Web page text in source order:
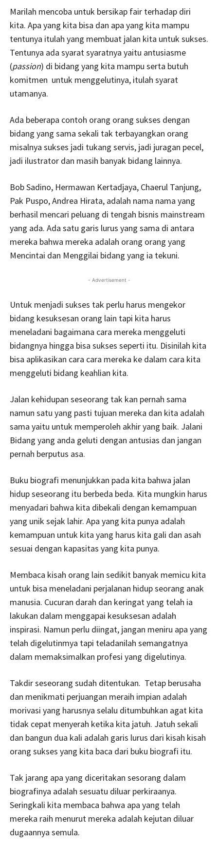
Marilah mencoba untuk bersikap fair terhadap diri
kita. Apa yang kita bisa dan apa yang kita mampu
tentunya itulah yang membuat jalan kita untuk sukses.
Tentunya ada syarat syaratnya yaitu antusiasme
(passion) di bidang yang kita mampu serta butuh
komitmen untuk menggelutinya, itulah syarat
utamanya.
Ada beberapa contoh orang orang sukses dengan
bidang yang sama sekali tak terbayangkan orang
misalnya sukses jadi tukang servis, jadi juragan pecel,
jadi ilustrator dan masih banyak bidang lainnya.
Bob Sadino, Hermawan Kertadjaya, Chaerul Tanjung,
Pak Puspo, Andrea Hirata, adalah nama nama yang
berhasil mencari peluang di tengah bisnis mainstream
yang ada. Ada satu garis lurus yang sama di antara
mereka bahwa mereka adalah orang orang yang
Mencintai dan Menggilai bidang yang ia tekuni.
- Advertisement -
Untuk menjadi sukses tak perlu harus mengekor
bidang kesuksesan orang lain tapi kita harus
meneladani bagaimana cara mereka menggeluti
bidangnya hingga bisa sukses seperti itu. Disinilah kita
bisa aplikasikan cara cara mereka ke dalam cara kita
menggeluti bidang keahlian kita.
Jalan kehidupan seseorang tak kan pernah sama
namun satu yang pasti tujuan mereka dan kita adalah
sama yaitu untuk memperoleh akhir yang baik. Jalani
Bidang yang anda geluti dengan antusias dan jangan
pernah berputus asa.
Buku biografi menunjukkan pada kita bahwa jalan
hidup seseorang itu berbeda beda. Kita mungkin harus
menyadari bahwa kita dibekali dengan kemampuan
yang unik sejak lahir. Apa yang kita punya adalah
kemampuan untuk kita yang harus kita gali dan asah
sesuai dengan kapasitas yang kita punya.
Membaca kisah orang lain sedikit banyak memicu kita
untuk bisa meneladani perjalanan hidup seorang anak
manusia. Cucuran darah dan keringat yang telah ia
lakukan dalam menggapai kesuksesan adalah
inspirasi. Namun perlu diingat, jangan meniru apa yang
telah digelutinmya tapi teladanilah semangatnya
dalam memaksimalkan profesi yang digelutinya.
Takdir seseorang sudah ditentukan. Tetap berusaha
dan menikmati perjuangan meraih impian adalah
morivasi yang harusnya selalu ditumbuhkan agat kita
tidak cepat menyerah ketika kita jatuh. Jatuh sekali
dan bangun dua kali adalah garis lurus dari kisah kisah
orang sukses yang kita baca dari buku biografi itu.
Tak jarang apa yang diceritakan sesorang dalam
biografinya adalah sesuatu diluar perkiraanya.
Seringkali kita membaca bahwa apa yang telah
mereka raih menurut mereka adalah kejutan diluar
dugaannya semula.